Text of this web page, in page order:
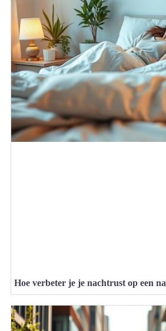
Hoe verbeter je je nachtrust op een